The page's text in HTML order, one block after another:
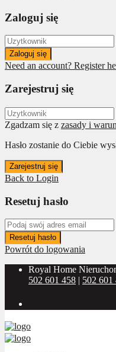
Zaloguj się
Zaloguj się
Need an account? Register
Zarejestruj się
Zgadzam się z zasady i
Hasło zostanie do Ciebie
Zarejestruj się
Back to Login
Resetuj hasło
Resetuj hasło
Powrót do logowania
Royal Home
502 601 458 | 502 601